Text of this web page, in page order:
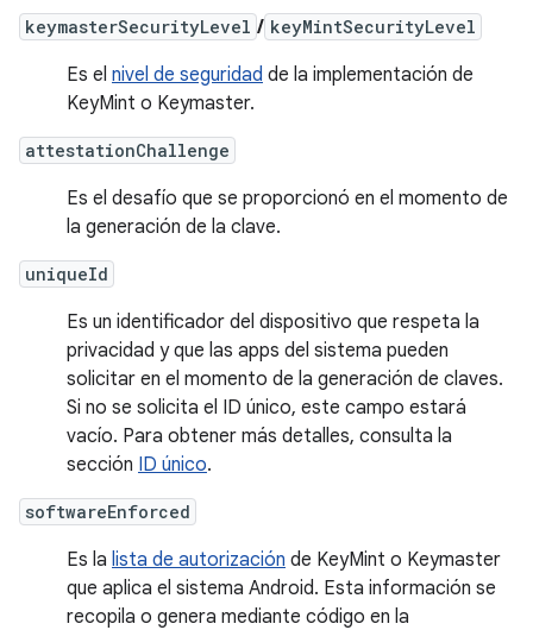
keymasterSecurityLevel / keyMintSecurityLevel
Es el nivel de seguridad de la implementación de
KeyMint o Keymaster.
attestationChallenge
Es el desafío que se proporcionó en el momento de
la generación de la clave.
uniqueId
Es un identificador del dispositivo que respeta la
privacidad y que las apps del sistema pueden
solicitar en el momento de la generación de claves.
Si no se solicita el ID único, este campo estará
vacío. Para obtener más detalles, consulta la
sección ID único.
softwareEnforced
Es la lista de autorización de KeyMint o Keymaster
que aplica el sistema Android. Esta información se
recopila o genera mediante código en la